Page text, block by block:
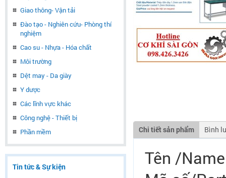
Giao thông- Vận tải
Đào tạo - Nghiên cứu- Phòng thí
nghiệm
Cao su - Nhựa - Hóa chất
Môi trường
Dệt may - Da giày
Y dược
Các lĩnh vực khác
Công nghệ - Thiết bị
Phần mềm
Tin tức & Sự kiện
Chi tiết sản phẩm Bình
Tên /